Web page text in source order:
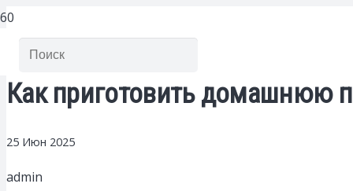
Как приготовить домашнюю
25 Июн 2025
admin